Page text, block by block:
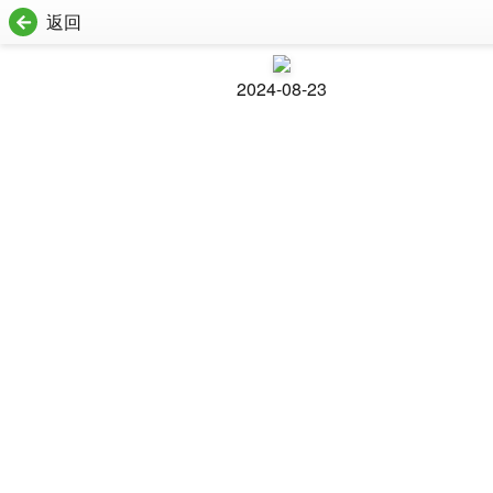
返回
2024-08-23